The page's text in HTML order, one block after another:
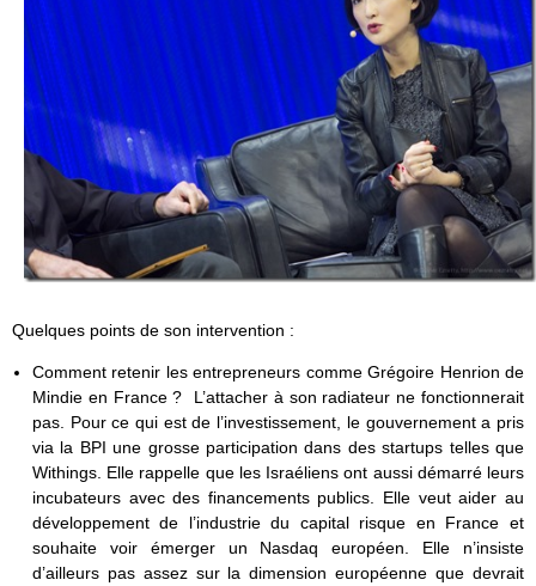
Quelques points de son intervention :
Comment retenir les entrepreneurs comme Grégoire Henrion de
Mindie en France ? L’attacher à son radiateur ne fonctionnerait
pas. Pour ce qui est de l’investissement, le gouvernement a pris
via la BPI une grosse participation dans des startups telles que
Withings. Elle rappelle que les Israéliens ont aussi démarré leurs
incubateurs avec des financements publics. Elle veut aider au
développement de l’industrie du capital risque en France et
souhaite voir émerger un Nasdaq européen. Elle n’insiste
d’ailleurs pas assez sur la dimension européenne que devrait